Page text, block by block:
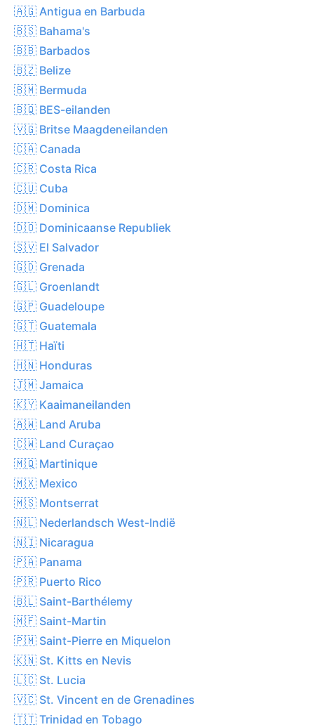
🇦🇬 Antigua en Barbuda
🇧🇸 Bahama's
🇧🇧 Barbados
🇧🇿 Belize
🇧🇲 Bermuda
🇧🇶 BES-eilanden
🇻🇬 Britse Maagdeneilanden
🇨🇦 Canada
🇨🇷 Costa Rica
🇨🇺 Cuba
🇩🇲 Dominica
🇩🇴 Dominicaanse Republiek
🇸🇻 El Salvador
🇬🇩 Grenada
🇬🇱 Groenlandt
🇬🇵 Guadeloupe
🇬🇹 Guatemala
🇭🇹 Haïti
🇭🇳 Honduras
🇯🇲 Jamaica
🇰🇾 Kaaimaneilanden
🇦🇼 Land Aruba
🇨🇼 Land Curaçao
🇲🇶 Martinique
🇲🇽 Mexico
🇲🇸 Montserrat
🇳🇱 Nederlandsch West-Indië
🇳🇮 Nicaragua
🇵🇦 Panama
🇵🇷 Puerto Rico
🇧🇱 Saint-Barthélemy
🇲🇫 Saint-Martin
🇵🇲 Saint-Pierre en Miquelon
🇰🇳 St. Kitts en Nevis
🇱🇨 St. Lucia
🇻🇨 St. Vincent en de Grenadines
🇹🇹 Trinidad en Tobago